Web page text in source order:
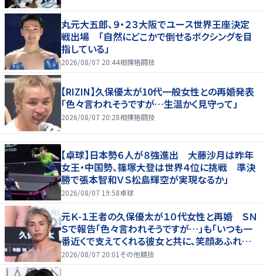
丸元大五郎、９・２３大阪でユース世界王座決定
戦出場 「自然にどこかで倒せるボクシングを目
指している」
2026/08/07 20:44相撲格闘技
【RIZIN】久保優太が10代一般女性との再婚発表
「色々言われそうですが…生温かく見守って」
2026/08/07 20:28相撲格闘技
【卓球】日本勢６人が８強進出 大藤沙月は昨年
女王・中国勢、篠塚大登は世界４位に挑戦 準決
勝で張本智和ＶＳ松島輝空が実現なるか」
2026/08/07 19:58卓球
元Ｋ-１王者の久保優太が１０代女性と再婚 ＳＮ
Ｓで報告「色々言われそうですが…」も「いつも一
番近くで支えてくれる彼女と共に、笑顔あふれる
家庭を築いていきたい」
2026/08/07 20:01 その他競技